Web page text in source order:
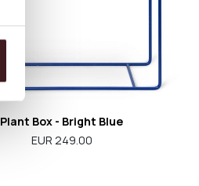
Plant Box - Bright Blue
EUR 249.00